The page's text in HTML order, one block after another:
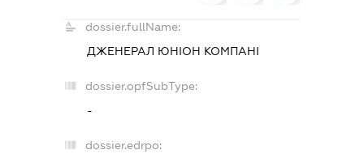
dossier.fullName:
ДЖЕНЕРАЛ ЮНІОН КОМПАНІ
dossier.opfSubType:
-
dossier.edrpo: